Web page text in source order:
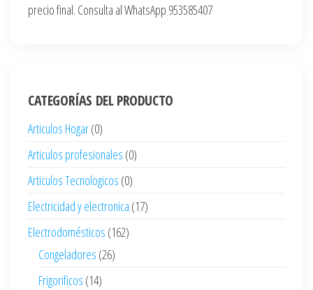
precio final. Consulta al WhatsApp 953585407
CATEGORÍAS DEL PRODUCTO
Articulos Hogar(0)
Articulos profesionales (0)
Articulos Tecnologicos (0)
Electricidad y electronica (17)
Electrodomésticos (162)
Congeladores (26)
Frigorificos (14)